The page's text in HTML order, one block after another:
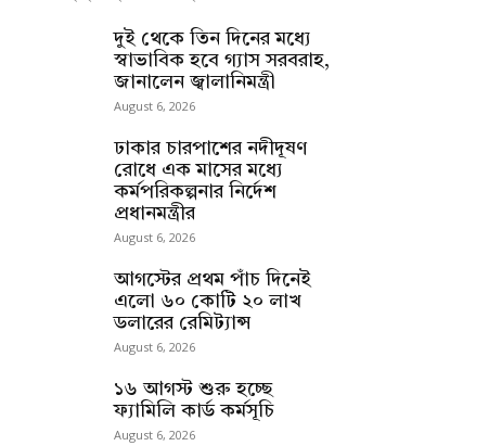
দুই থেকে তিন দিনের মধ্যে
স্বাভাবিক হবে গ্যাস সরবরাহ,
জানালেন জ্বালানিমন্ত্রী
August 6, 2026
ঢাকার চারপাশের নদীদূষণ
রোধে এক মাসের মধ্যে
কর্মপরিকল্পনার নির্দেশ
প্রধানমন্ত্রীর
August 6, 2026
আগস্টের প্রথম পাঁচ দিনেই
এলো ৬০ কোটি ২০ লাখ
ডলারের রেমিট্যান্স
August 6, 2026
১৬ আগস্ট শুরু হচ্ছে
ফ্যামিলি কার্ড কর্মসূচি
August 6, 2026